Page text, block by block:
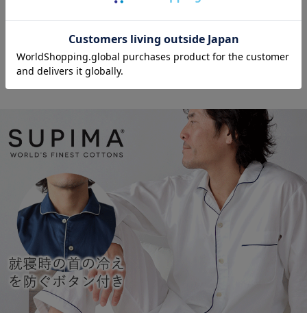
オーダーメイド
対象商品
2年保証対象商品